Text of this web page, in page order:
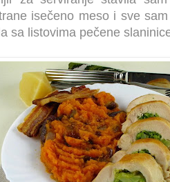
isečeno meso i sve
sa listovima pečene